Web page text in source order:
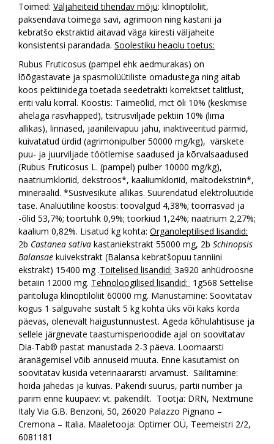
Toimed: Väljaheiteid tihendav mõju: klinoptiloliit,
paksendava toimega savi, agrimoon ning kastani ja
kebratšo ekstraktid aitavad väga kiiresti väljaheite
konsistentsi parandada. Soolestiku heaolu toetus:
Rubus Fruticosus (pampel ehk aedmurakas) on
lõõgastavate ja spasmolüütiliste omadustega ning aitab
koos pektiinidega toetada seedetrakti korrektset talitlust,
eriti valu korral. Koostis: Taimeõlid, mct õli 10% (keskmise
ahelaga rasvhapped), tsitrusviljade pektiin 10% (lima
allikas), linnased, jaanileivapuu jahu, inaktiveeritud pärmid,
kuivatatud ürdid (agrimonipulber 50000 mg/kg), värskete
puu- ja juurviljade töötlemise saadused ja kõrvalsaadused
(Rubus Fruticosus L. (pampel) pulber 10000 mg/kg),
naatriumkloriid, dekstroos*, kaaliumkloriid, maltodekstriin*,
mineraalid. *Süsivesikute allikas. Suurendatud elektrolüütide
tase. Analüütiline koostis: toovalgud 4,38%; toorrasvad ja
-õlid 53,7%; toortuhk 0,9%; toorkiud 1,24%; naatrium 2,27%;
kaalium 0,82%. Lisatud kg kohta: Organoleptilised lisandid:
2b Castanea sativa kastaniekstrakt 55000 mg, 2b Schinopsis
Balansae kuivekstrakt (Balansa kebratšopuu tanniini
ekstrakt) 15400 mg .Toitelised lisandid: 3a920 anhüdroosne
betaiin 12000 mg. Tehnoloogilised lisandid: 1g568 Settelise
päritoluga klinoptiloliit 60000 mg. Manustamine: Soovitatav
kogus 1 sälguvahe süstalt 5 kg kohta üks või kaks korda
päevas, olenevalt haigustunnustest. Ägeda kõhulahtisuse ja
sellele järgnevate taastumisperioodide ajal on soovitatav
Dia-Tab® pastat manustada 2-3 päeva. Loomaarsti
äranägemisel võib annuseid muuta. Enne kasutamist on
soovitatav küsida veterinaararsti arvamust. Säilitamine:
hoida jahedas ja kuivas. Pakendi suurus, partii number ja
parim enne kuupäev: vt. pakendilt. Tootja: DRN, Nextmune
Italy Via G.B. Benzoni, 50, 26020 Palazzo Pignano –
Cremona – Italia. Maaletooja: Optimer OÜ, Teemeistri 2/2,
6081181